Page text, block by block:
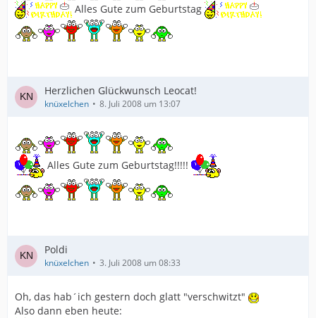
Alles Gute zum Geburtstag
Herzlichen Glückwunsch Leocat!
knüxelchen 8. Juli 2008 um 13:07
Alles Gute zum Geburtstag!!!!!
Poldi
knüxelchen 3. Juli 2008 um 08:33
Oh, das hab´ich gestern doch glatt "verschwitzt"
Also dann eben heute: